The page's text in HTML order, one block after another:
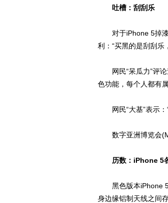
吐槽：刮刮乐
对于iPhone 5掉漆
利：“买黑的是刮刮乐
网民“呆瓜力”评论
色功能，每个人都有
网民“大基”表示：“
数字亚洲博览会
历数： iPhone 5
黑色版本iPhone 5
身边缘铝制天线之间